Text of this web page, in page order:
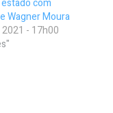
com
Wagner Moura
- 17h00